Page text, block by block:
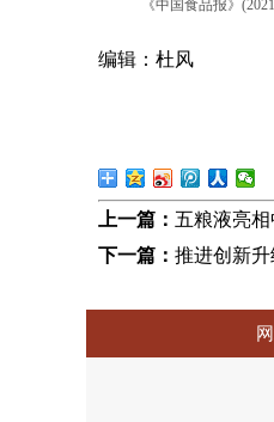
《中国食品报》
编辑：杜风
上一篇： 五粮液亮
下一篇： 推进创新